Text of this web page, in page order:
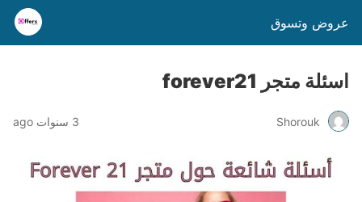
عروض وتسوق
اسئلة متجر forever21
Shorouk 3 سنوات ago